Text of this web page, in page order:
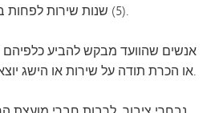
(5) שנות שירות לפחות במחוז.
אנשים שהוועד מבקש להביע כלפיהם
או הכרת תודה על שירות או הישג יוצא דופן.